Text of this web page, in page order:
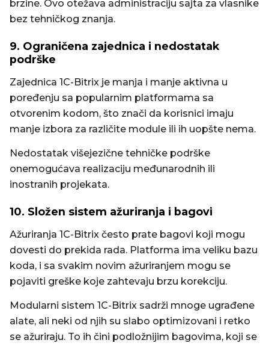
brzine. Ovo otežava administraciju sajta za vlasnike
bez tehničkog znanja.
9. Ograničena zajednica i nedostatak
podrške
Zajednica 1C-Bitrix je manja i manje aktivna u
poređenju sa popularnim platformama sa
otvorenim kodom, što znači da korisnici imaju
manje izbora za različite module ili ih uopšte nema.
Nedostatak višejezične tehničke podrške
onemogućava realizaciju međunarodnih ili
inostranih projekata.
10. Složen sistem ažuriranja i bagovi
Ažuriranja 1C-Bitrix često prate bagovi koji mogu
dovesti do prekida rada. Platforma ima veliku bazu
koda, i sa svakim novim ažuriranjem mogu se
pojaviti greške koje zahtevaju brzu korekciju.
Modularni sistem 1C-Bitrix sadrži mnoge ugrađene
alate, ali neki od njih su slabo optimizovani i retko
se ažuriraju. To ih čini podložnijim bagovima, koji se